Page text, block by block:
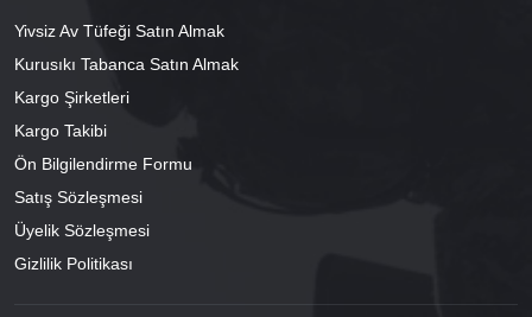
Yivsiz Av Tüfeği Satın Almak
Kurusıkı Tabanca Satın Almak
Kargo Şirketleri
Kargo Takibi
Ön Bilgilendirme Formu
Satış Sözleşmesi
Üyelik Sözleşmesi
Gizlilik Politikası